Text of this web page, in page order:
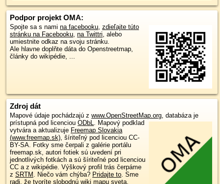
Podpor projekt OMA:
Spojte sa s nami na facebooku, zdieľajte túto
stránku na Facebooku, na Twittri, alebo
umiestnite odkaz na svoju stránku.
Ale hlavne doplňte dáta do Openstreetmap,
články do wikipédie, ...
Zdroj dát
Mapové údaje pochádzajú z www.OpenStreetMap.org, databáza je
prístupná pod licenciou ODbL. Mapový podklad
vytvára a aktualizuje Freemap Slovakia
(www.freemap.sk), šíriteľný pod licenciou CC-
BY-SA. Fotky sme čerpali z galérie portálu
freemap.sk, autori fotiek sú uvedení pri
jednotlivých fotkách a sú šíriteľné pod licenciou
CC a z wikipédie. Výškový profil trás čerpáme
z SRTM . Niečo vám chýba? Pridajte to. Sme
radi, že tvoríte slobodnú wiki mapu sveta.